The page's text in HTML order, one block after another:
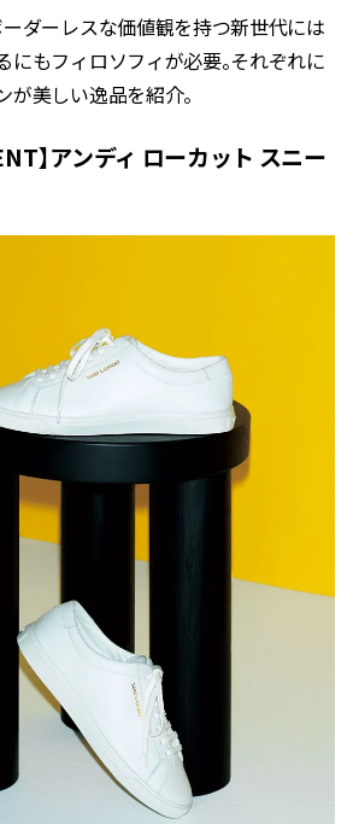
ーダーレスな価値観を持つ新世代には
にもフィロソフィが必要。それぞれに
美しい逸品を紹介。
】アンディ ローカット スニー